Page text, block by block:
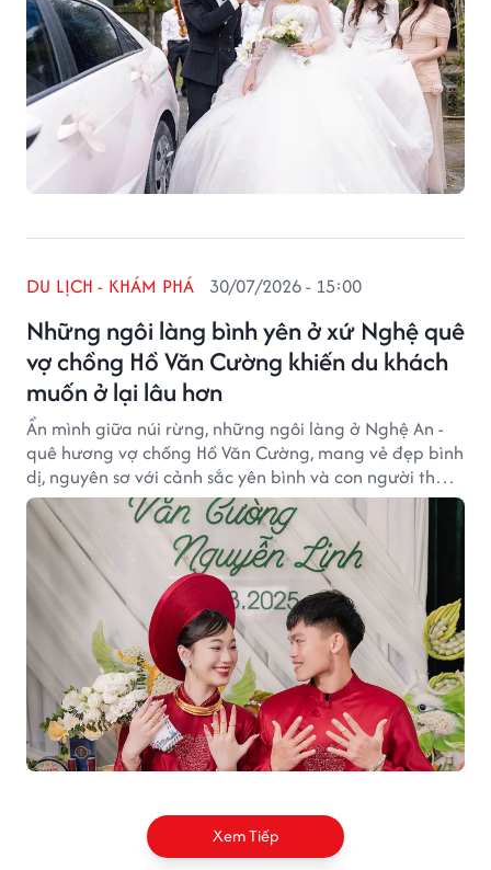
Những ngôi làng bình yên ở xứ Nghệ quê
vợ chồng Hồ Văn Cường khiến du khách
muốn ở lại lâu hơn
DU LỊCH - KHÁM PHÁ 30/07/2026 - 15:00
Ẩn mình giữa núi rừng, những ngôi làng ở Nghệ An -
quê hương vợ chồng Hồ Văn Cường, mang vẻ đẹp bình
dị, nguyên sơ với cảnh sắc yên bình và con người thân
thiện.
Xem Tiếp